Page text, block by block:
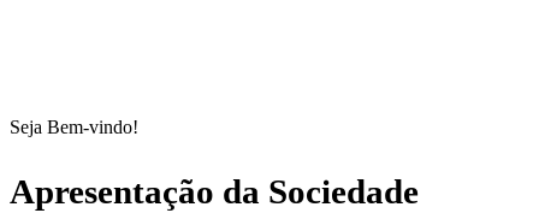
Seja Bem-vindo!
Apresentação da Sociedade